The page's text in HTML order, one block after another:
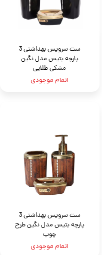
ست سرویس بهداشتی 3
پارچه بتيس مدل نگين
مشكى طلايى
اتمام موجودی
ست سرویس بهداشتی 3
پارچه بتيس مدل نگين طرح
چوب
اتمام موجودی